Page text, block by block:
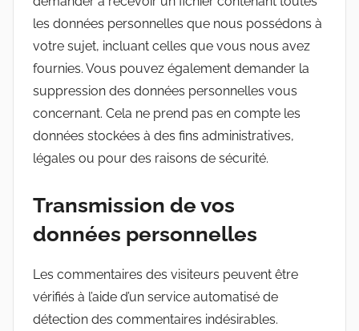
les données personnelles que nous possédons à
votre sujet, incluant celles que vous nous avez
fournies. Vous pouvez également demander la
suppression des données personnelles vous
concernant. Cela ne prend pas en compte les
données stockées à des fins administratives,
légales ou pour des raisons de sécurité.
Transmission de vos
données personnelles
Les commentaires des visiteurs peuvent être
vérifiés à l’aide d’un service automatisé de
détection des commentaires indésirables.